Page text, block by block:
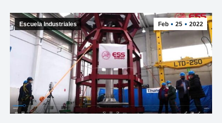
Feb 25 2022
Escuela Industriales